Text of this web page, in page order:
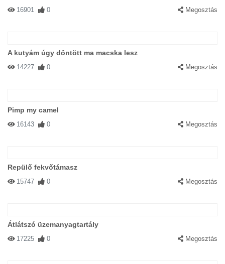
16901 0 Megosztás
A kutyám úgy döntött ma macska lesz
14227 0 Megosztás
Pimp my camel
16143 0 Megosztás
Repülő fekvőtámasz
15747 0 Megosztás
Átlátszó üzemanyagtartály
17225 0 Megosztás